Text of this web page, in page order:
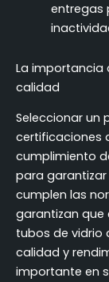
entregas
La importancia
calidad
Seleccionar un
certificaciones
cumplimiento
para
cumplen las
garantizan que
tubos de vidrio
calidad y
importante en